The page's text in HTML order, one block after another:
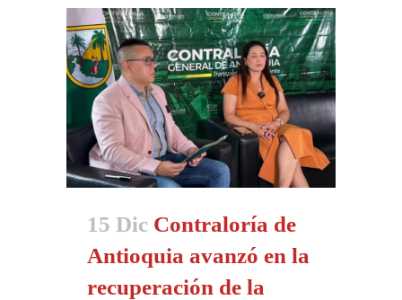
15 Dic Contraloría de
Antioquia avanzó en la
recuperación de la